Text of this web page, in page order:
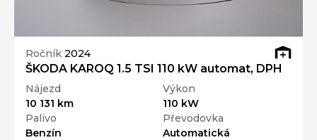
Ročník 2024
ŠKODA KAROQ 1.5 TSI 110 kW automat, DPH
Nájezd
10 131 km
Výkon
110 kW
Palivo
Benzín
Převodovka
Automatická